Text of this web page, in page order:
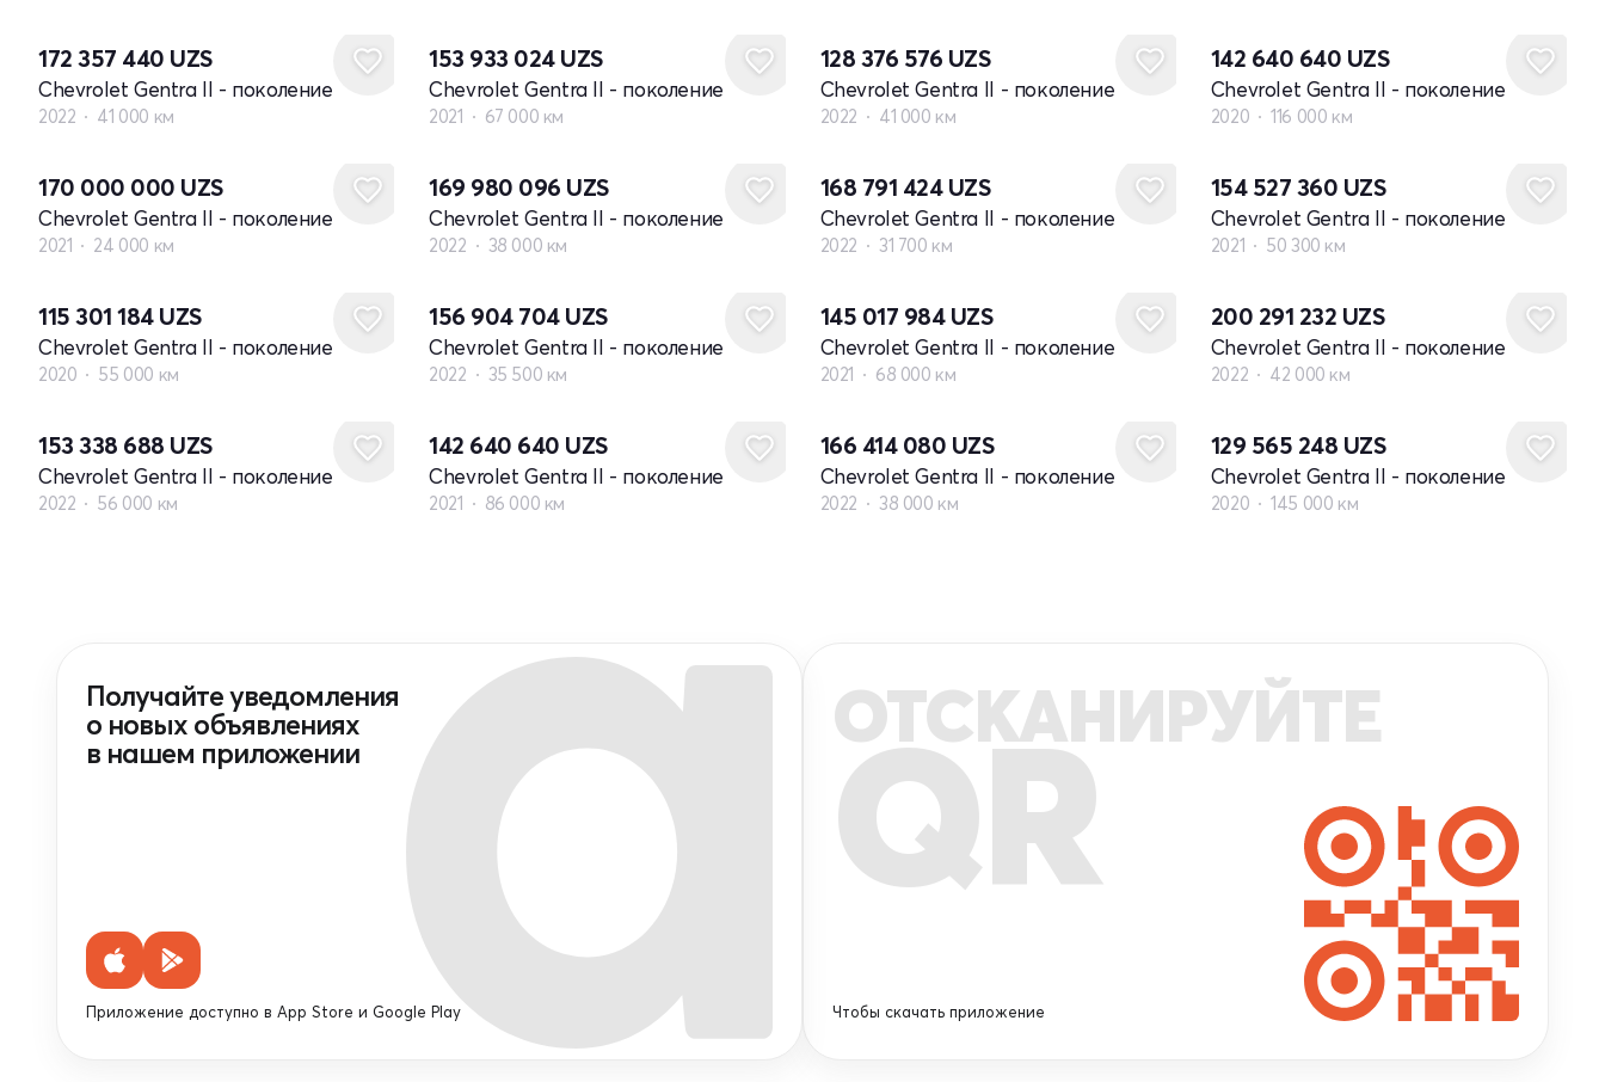
172 357 440 UZS
Chevrolet Gentra II - поколение
2022 41 000 км
153 933 024 UZS
Chevrolet Gentra II - поколение
2021 67 000 км
128 376 576 UZS
Chevrolet Gentra II - поколение
2022 41 000 км
142 640 640 UZS
Chevrolet Gentra II - поколение
2020 116 000 км
170 000 000 UZS
Chevrolet Gentra II - поколение
2021 24 000 км
169 980 096 UZS
Chevrolet Gentra II - поколение
2022 38 000 км
168 791 424 UZS
Chevrolet Gentra II - поколение
2022 31 700 км
154 527 360 UZS
Chevrolet Gentra II - поколение
2021 50 300 км
115 301 184 UZS
Chevrolet Gentra II - поколение
2020 55 000 км
156 904 704 UZS
Chevrolet Gentra II - поколение
2022 35 500 км
145 017 984 UZS
Chevrolet Gentra II - поколение
2021 68 000 км
200 291 232 UZS
Chevrolet Gentra II - поколение
2022 42 000 км
153 338 688 UZS
Chevrolet Gentra II - поколение
2022 56 000 км
142 640 640 UZS
Chevrolet Gentra II - поколение
2021 86 000 км
166 414 080 UZS
Chevrolet Gentra II - поколение
2022 38 000 км
129 565 248 UZS
Chevrolet Gentra II - поколение
2020 145 000 км
Получайте уведомления
о новых объявлениях
в нашем приложении
Приложение доступно в App Store и Google Play
ОТСКАНИРУЙТЕ
QR
Чтобы скачать приложение